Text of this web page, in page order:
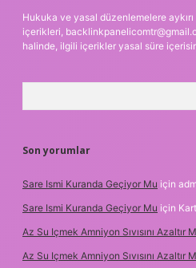
Hukuka ve yasal düzenlemelere
içerikleri,
halinde, ilgili içerikler yasal süre
Son yorumlar
Sare Ismi Kuranda Geçiyor Mu için
Sare Ismi Kuranda Geçiyor Mu için
Az Su Içmek Amniyon Sıvısını Azaltır
Az Su Içmek Amniyon Sıvısını Azaltır